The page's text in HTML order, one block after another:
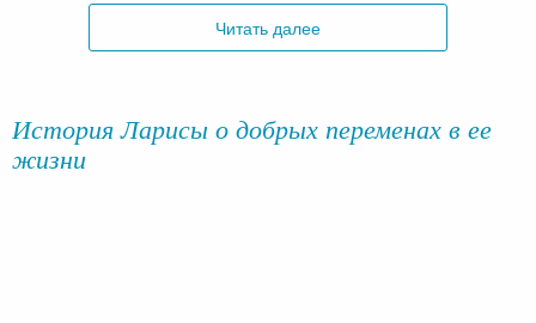
Читать далее
История Ларисы о добрых переменах в ее
жизни